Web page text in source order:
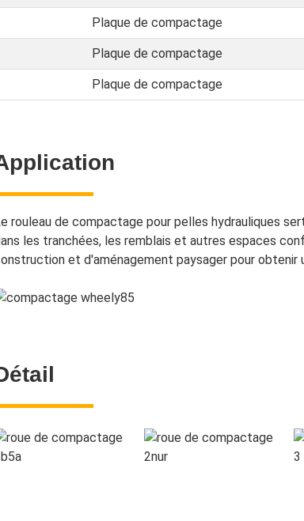
Plaque de compactage
Plaque de compactage
Plaque de compactage
rouleau de compactage pour pelles hydrauliques
les tranchées, les remblais et autres espaces
et d'aménagement paysager pour obtenir